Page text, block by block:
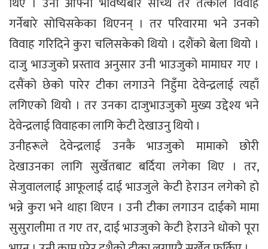
गर्नेबारे सोचिसकेका थिएनन् । तर परिवारमा भने उनको
विवाह गरिदिने कुरा चलिसकेको थियो । दशैंको बेला थियो ।
दाजु भाउजुको प्रस्ताव अनुसार उनी भाउजुको मामाघर गए ।
दसैंको छेको पारेर टीका लगाउने निहुँमा देवेन्द्रलाई त्यहाँ
लगिएको थियो । तर उनका दाजुभाउजुको मुख्य उद्देश्य भने
देवेन्द्रलाई विवाहका लागि केटी देखाउनु थियो ।
उनीहरूले देवेन्द्रलाई उनकै भाउजुको मामाको छोरी
देखाउनका लागि सुर्खेतबाट बर्दिया लगेका थिए । तर,
सेजुवाललाई आफूलाई दाई भाउजुले केटी हेराउन लगेको हो
भन्ने कुरा भने थाहा थिएन । उनी टीका लगाउन दाईको मामा
सुसुरालीमा त गए तर, दाई भाउजुको केटी हेराउने धोको पूरा